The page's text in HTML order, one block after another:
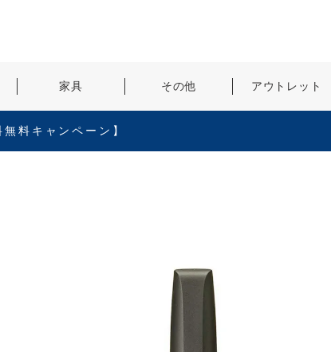
家具 その他 アウトレット
料キャンペーン】